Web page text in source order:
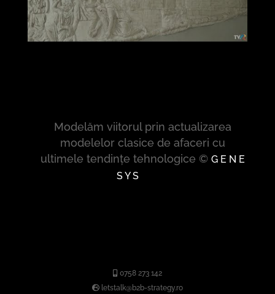
Modelăm viitorul prin actualizarea
modelelor clasice de afaceri cu
ultimele tendințe tehnologice ©G E N E
S Y S
0758 273 142
letstalk@b2b-strategy.ro